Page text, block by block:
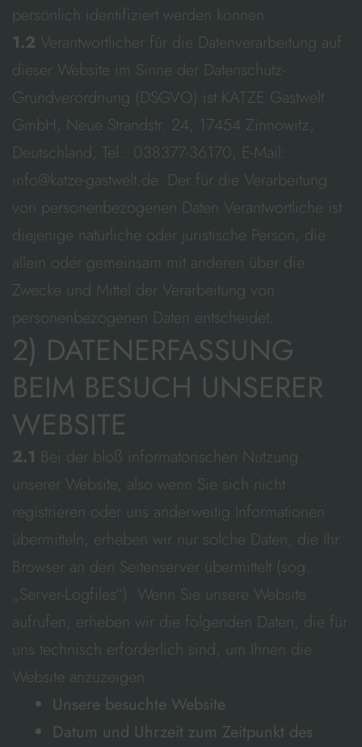
persönlich identifiziert werden können.
1.2 Verantwortlicher für die Datenverarbeitung auf
dieser Website im Sinne der Datenschutz-
Grundverordnung (DSGVO) ist KATZE Gastwelt
GmbH, Neue Strandstr. 24, 17454 Zinnowitz,
Deutschland, Tel.: 038377-36170, E-Mail:
info@katze-gastwelt.de. Der für die Verarbeitung
von personenbezogenen Daten Verantwortliche ist
diejenige natürliche oder juristische Person, die
allein oder gemeinsam mit anderen über die
Zwecke und Mittel der Verarbeitung von
personenbezogenen Daten entscheidet.
2) DATENERFASSUNG
BEIM BESUCH UNSERER
WEBSITE
2.1 Bei der bloß informatorischen Nutzung
unserer Website, also wenn Sie sich nicht
registrieren oder uns anderweitig Informationen
übermitteln, erheben wir nur solche Daten, die Ihr
Browser an den Seitenserver übermittelt (sog.
„Server-Logfiles“). Wenn Sie unsere Website
aufrufen, erheben wir die folgenden Daten, die für
uns technisch erforderlich sind, um Ihnen die
Website anzuzeigen:
Unsere besuchte Website
Datum und Uhrzeit zum Zeitpunkt des